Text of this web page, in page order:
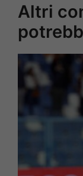
Altri